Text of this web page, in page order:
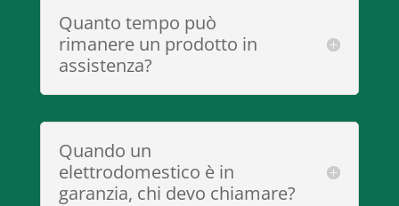
Quanto tempo può
rimanere un prodotto in
assistenza?
Quando un
elettrodomestico è in
garanzia, chi devo chiamare?